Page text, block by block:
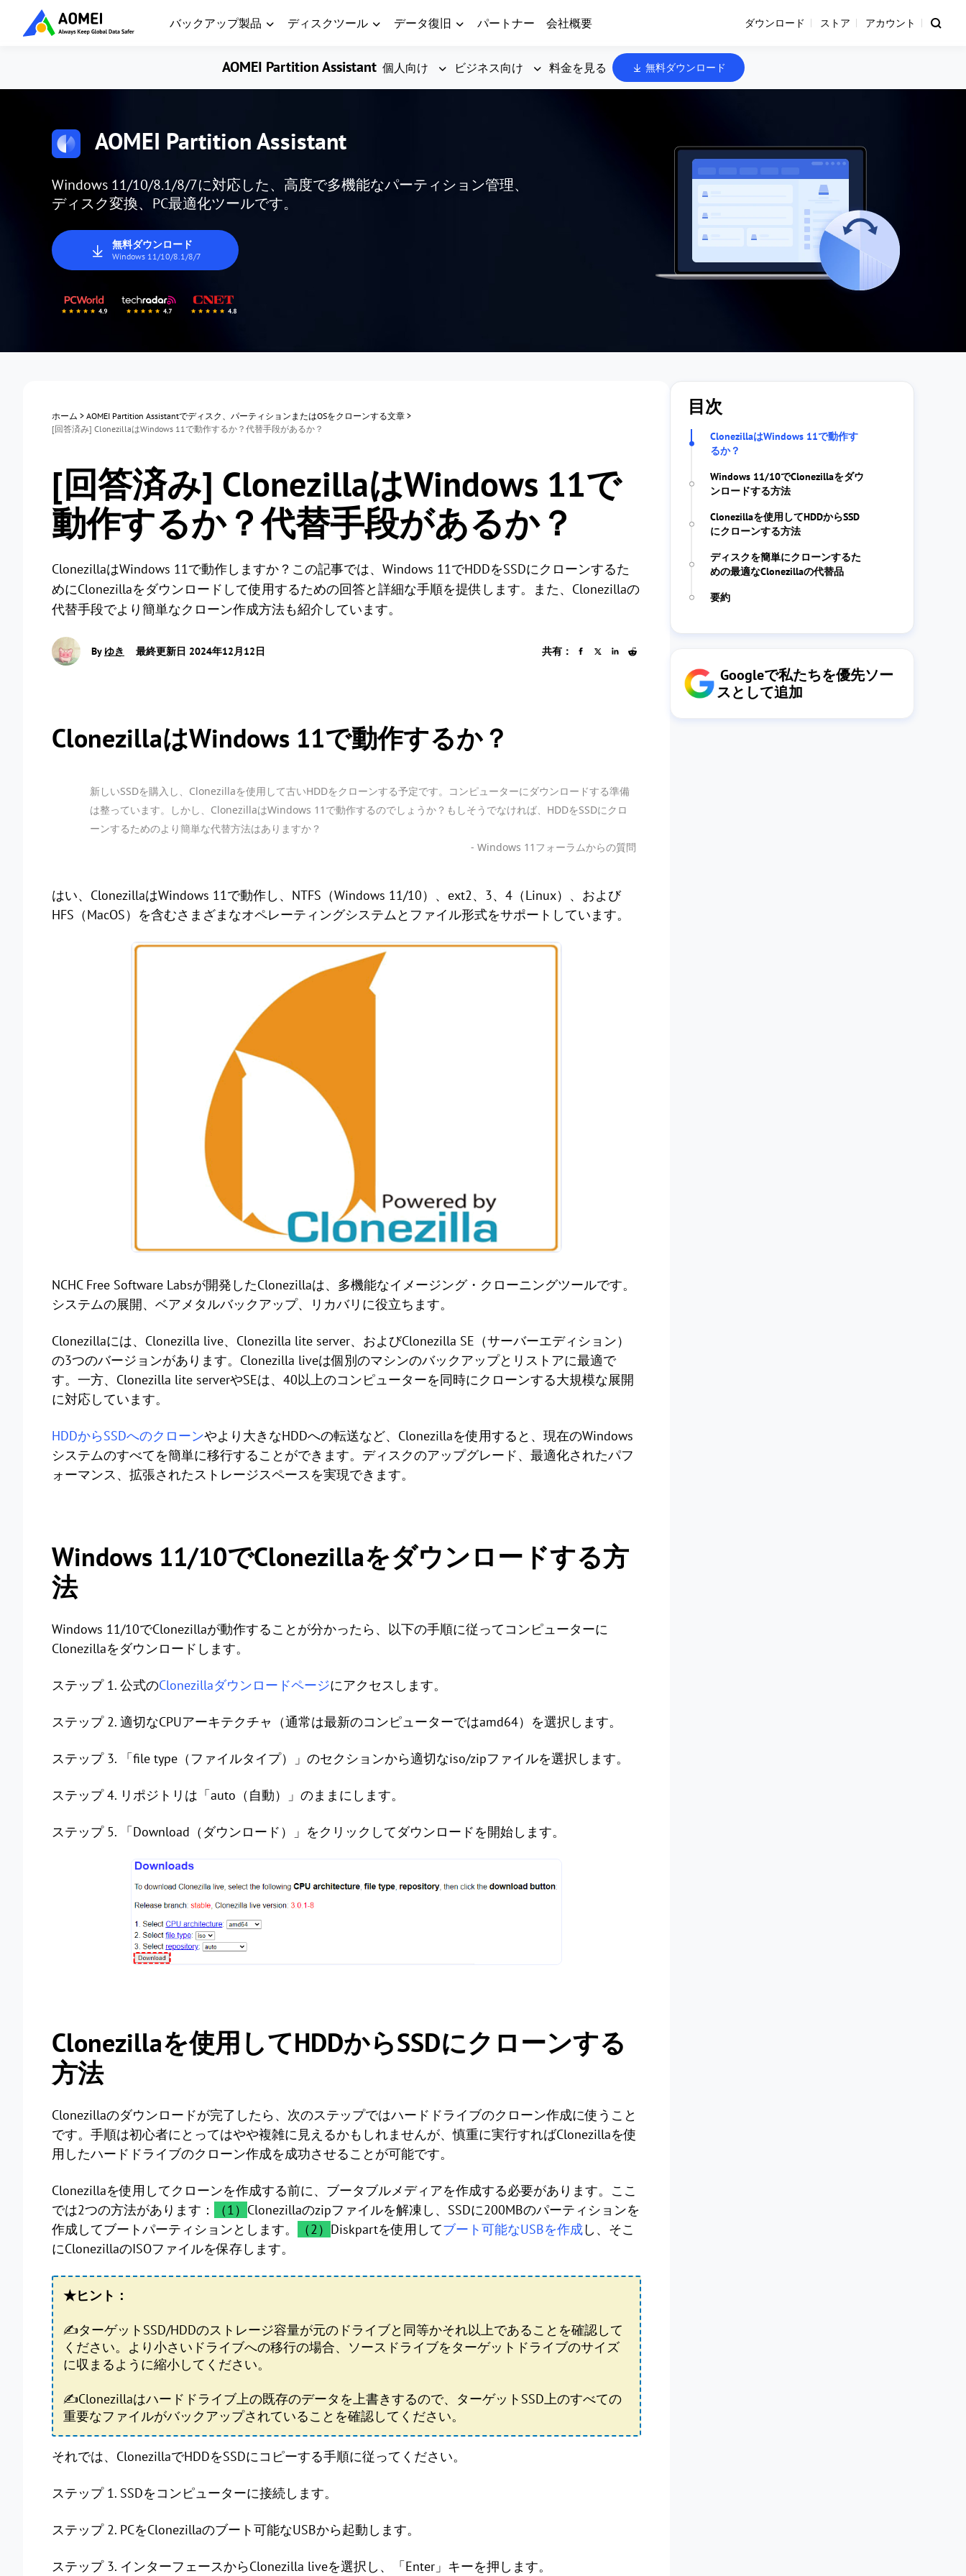
バックアップ製品 ディスクツール データ復旧 パートナー 会社概要 ダウンロード ストア アカウント
AOMEI Partition Assistant 個人向け ビジネス向け 料金を見る 無料ダウンロード
AOMEI Partition Assistant
Windows 11/10/8.1/8/7に対応した、高度で多機能なパーティション管理、
ディスク変換、PC最適化ツールです。
無料ダウンロード
Windows 11/10/8.1/8/7
ホーム > AOMEI Partition Assistantでディスク、パーティションまたはOSをクローンする文章 >
[回答済み] ClonezillaはWindows 11で動作するか？代替手段があるか？
[回答済み] ClonezillaはWindows 11で
動作するか？代替手段があるか？
ClonezillaはWindows 11で動作しますか？この記事では、Windows 11でHDDをSSDにクローンするた
めにClonezillaをダウンロードして使用するための回答と詳細な手順を提供します。また、Clonezillaの
代替手段でより簡単なクローン作成方法も紹介しています。
By ゆき 最終更新日 2024年12月12日 共有：
ClonezillaはWindows 11で動作するか？
新しいSSDを購入し、Clonezillaを使用して古いHDDをクローンする予定です。コンピューターにダウンロードする準備
は整っています。しかし、ClonezillaはWindows 11で動作するのでしょうか？もしそうでなければ、HDDをSSDにクロ
ーンするためのより簡単な代替方法はありますか？
- Windows 11フォーラムからの質問
はい、ClonezillaはWindows 11で動作し、NTFS（Windows 11/10）、ext2、3、4（Linux）、および
HFS（MacOS）を含むさまざまなオペレーティングシステムとファイル形式をサポートしています。
NCHC Free Software Labsが開発したClonezillaは、多機能なイメージング・クローニングツールです。
システムの展開、ベアメタルバックアップ、リカバリに役立ちます。
Clonezillaには、Clonezilla live、Clonezilla lite server、およびClonezilla SE（サーバーエディション）
の3つのバージョンがあります。Clonezilla liveは個別のマシンのバックアップとリストアに最適で
す。一方、Clonezilla lite serverやSEは、40以上のコンピューターを同時にクローンする大規模な展開
に対応しています。
HDDからSSDへのクローンやより大きなHDDへの転送など、Clonezillaを使用すると、現在のWindows
システムのすべてを簡単に移行することができます。ディスクのアップグレード、最適化されたパフ
ォーマンス、拡張されたストレージスペースを実現できます。
Windows 11/10でClonezillaをダウンロードする方
法
Windows 11/10でClonezillaが動作することが分かったら、以下の手順に従ってコンピューターに
Clonezillaをダウンロードします。
ステップ 1. 公式のClonezillaダウンロードページにアクセスします。
ステップ 2. 適切なCPUアーキテクチャ（通常は最新のコンピューターではamd64）を選択します。
ステップ 3. 「file type（ファイルタイプ）」のセクションから適切なiso/zipファイルを選択します。
ステップ 4. リポジトリは「auto（自動）」のままにします。
ステップ 5. 「Download（ダウンロード）」をクリックしてダウンロードを開始します。
Clonezillaを使用してHDDからSSDにクローンする
方法
Clonezillaのダウンロードが完了したら、次のステップではハードドライブのクローン作成に使うこと
です。手順は初心者にとってはやや複雑に見えるかもしれませんが、慎重に実行すればClonezillaを使
用したハードドライブのクローン作成を成功させることが可能です。
Clonezillaを使用してクローンを作成する前に、ブータブルメディアを作成する必要があります。ここ
では2つの方法があります：
（1） Clonezillaのzipファイルを解凍し、SSDに200MBのパーティションを
作成してブートパーティションとします。
（2） Diskpartを使用してブート可能なUSBを作成し、そこ
にClonezillaのISOファイルを保存します。
★ヒント：
✍ターゲットSSD/HDDのストレージ容量が元のドライブと同等かそれ以上であることを確認して
ください。より小さいドライブへの移行の場合、ソースドライブをターゲットドライブのサイズ
に収まるように縮小してください。
✍Clonezillaはハードドライブ上の既存のデータを上書きするので、ターゲットSSD上のすべての
重要なファイルがバックアップされていることを確認してください。
それでは、ClonezillaでHDDをSSDにコピーする手順に従ってください。
ステップ 1. SSDをコンピューターに接続します。
ステップ 2. PCをClonezillaのブート可能なUSBから起動します。
ステップ 3. インターフェースからClonezilla liveを選択し、「Enter」キーを押します。
目次
ClonezillaはWindows 11で動作す
るか？
Windows 11/10でClonezillaをダウ
ンロードする方法
Clonezillaを使用してHDDからSSD
にクローンする方法
ディスクを簡単にクローンするた
めの最適なClonezillaの代替品
要約
Googleで私たちを優先ソー
スとして追加